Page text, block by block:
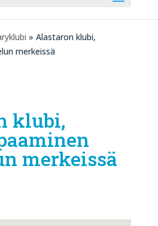
» Alastaron klubi,
merkeissä
klubi,
merkeissä